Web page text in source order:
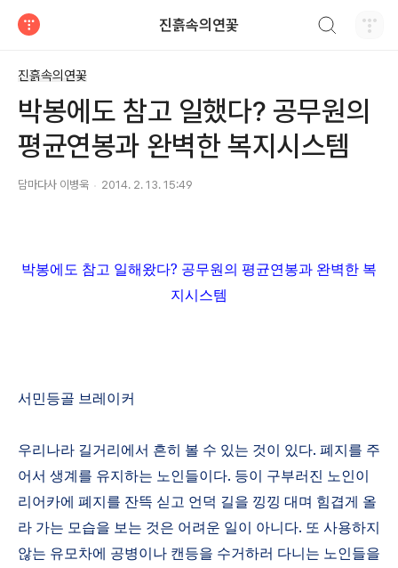
진흙속의연꽃
진흙속의연꽃
박봉에도 참고 일했다? 공무원의
평균연봉과 완벽한 복지시스템
담마다사 이병욱 2014. 2. 13. 15:49
박봉에도 참고 일해왔다? 공무원의 평균연봉과 완벽한 복
지시스템
서민등골 브레이커
우리나라 길거리에서 흔히 볼 수 있는 것이 있다. 폐지를 주
어서 생계를 유지하는 노인들이다. 등이 구부러진 노인이
리어카에 폐지를 잔뜩 싣고 언덕 길을 낑낑 대며 힘겹게 올
라 가는 모습을 보는 것은 어려운 일이 아니다. 또 사용하지
않는 유모차에 공병이나 캔등을 수거하러 다니는 노인들을